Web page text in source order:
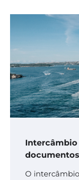
Intercâmbio
O